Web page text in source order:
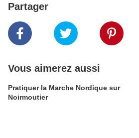
Partager
Vous aimerez aussi
Pratiquer la Marche Nordique sur
Noirmoutier